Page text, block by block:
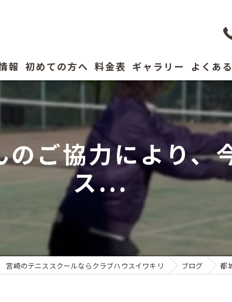
報 初めての方へ
コーチ紹介
料金表 ギャラリー よくあ
ご協力により、
ス...
宮崎のテニススクールならクラブハウスイワキリ ブログ 都